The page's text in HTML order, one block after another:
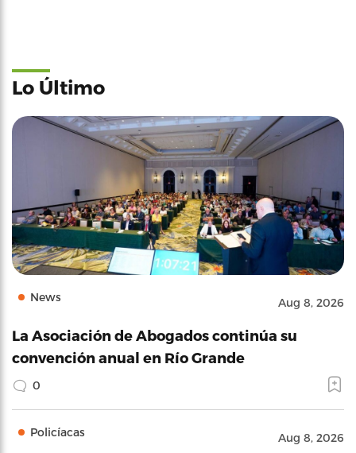
Lo Último
News Aug 8, 2026
La Asociación de Abogados continúa su
convención anual en Río Grande
0
Policíacas Aug 8, 2026